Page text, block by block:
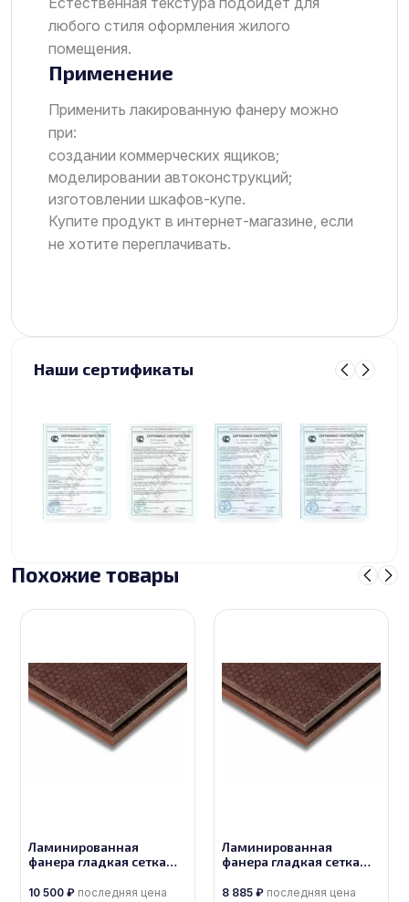
любого стиля оформления жилого
помещения.
Применение
Применить лакированную фанеру можно
при:
создании коммерческих ящиков;
моделировании автоконструкций;
изготовлении шкафов-купе.
Купите продукт в интернет-магазине, если
не хотите переплачивать.
Наши сертификаты
Похожие товары
Ламинированная
фанера гладкая сетка
размером 1525х3050,
10 500 ₽ последняя цена
Ламинированная
фанера гладкая сетка
размером 1525х3050,
8 885 ₽ последняя цена